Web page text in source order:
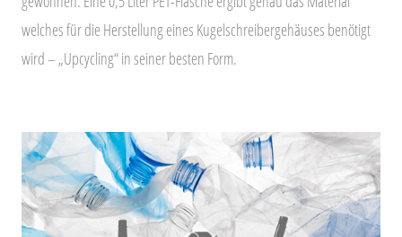
welches für die Herstellung eines Kugelschreibergehäuses benötigt
wird – „Upcycling“ in seiner besten Form.